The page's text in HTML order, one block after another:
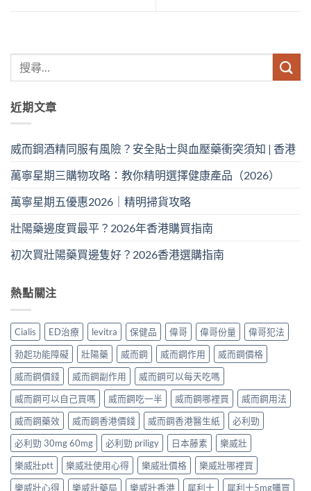
近期文章
威而鋼酒精同服有風險？安全貼士與血壓藥衝突須知 | 香港
萬寧星期三購物攻略：教你精明選擇健康產品（2026）
萬寧星期五優惠2026｜精明掃貨攻略
壯陽藥邊度買最平？2026年香港購買指南
初次買壯陽藥買邊隻好？2026香港選購指南
熱點關注
Cialis ED治療 levitra 保健品 偉哥 偉哥份量
偉哥犯法
勃起功能障礙
壯陽藥 威而鋼 威而鋼作用
威而鋼價格
威而鋼價錢
威而鋼副作用
威而鋼可以每天吃嗎
威而鋼可以自己買嗎
威而鋼吃一半 威而鋼哪裡買
威而鋼用法
威而鋼藥效
威而鋼香港價錢 威而鋼香港醫生紙
必利勁
必利勁 30mg 60mg
必利勁 priligy 日本藤素
樂威壯
樂威壯ptt
樂威壯使用心得 樂威壯價格
樂威壯哪裡買
樂威壯心得
樂威壯藥局 樂威壯香港 犀利士 犀利士5mg購買